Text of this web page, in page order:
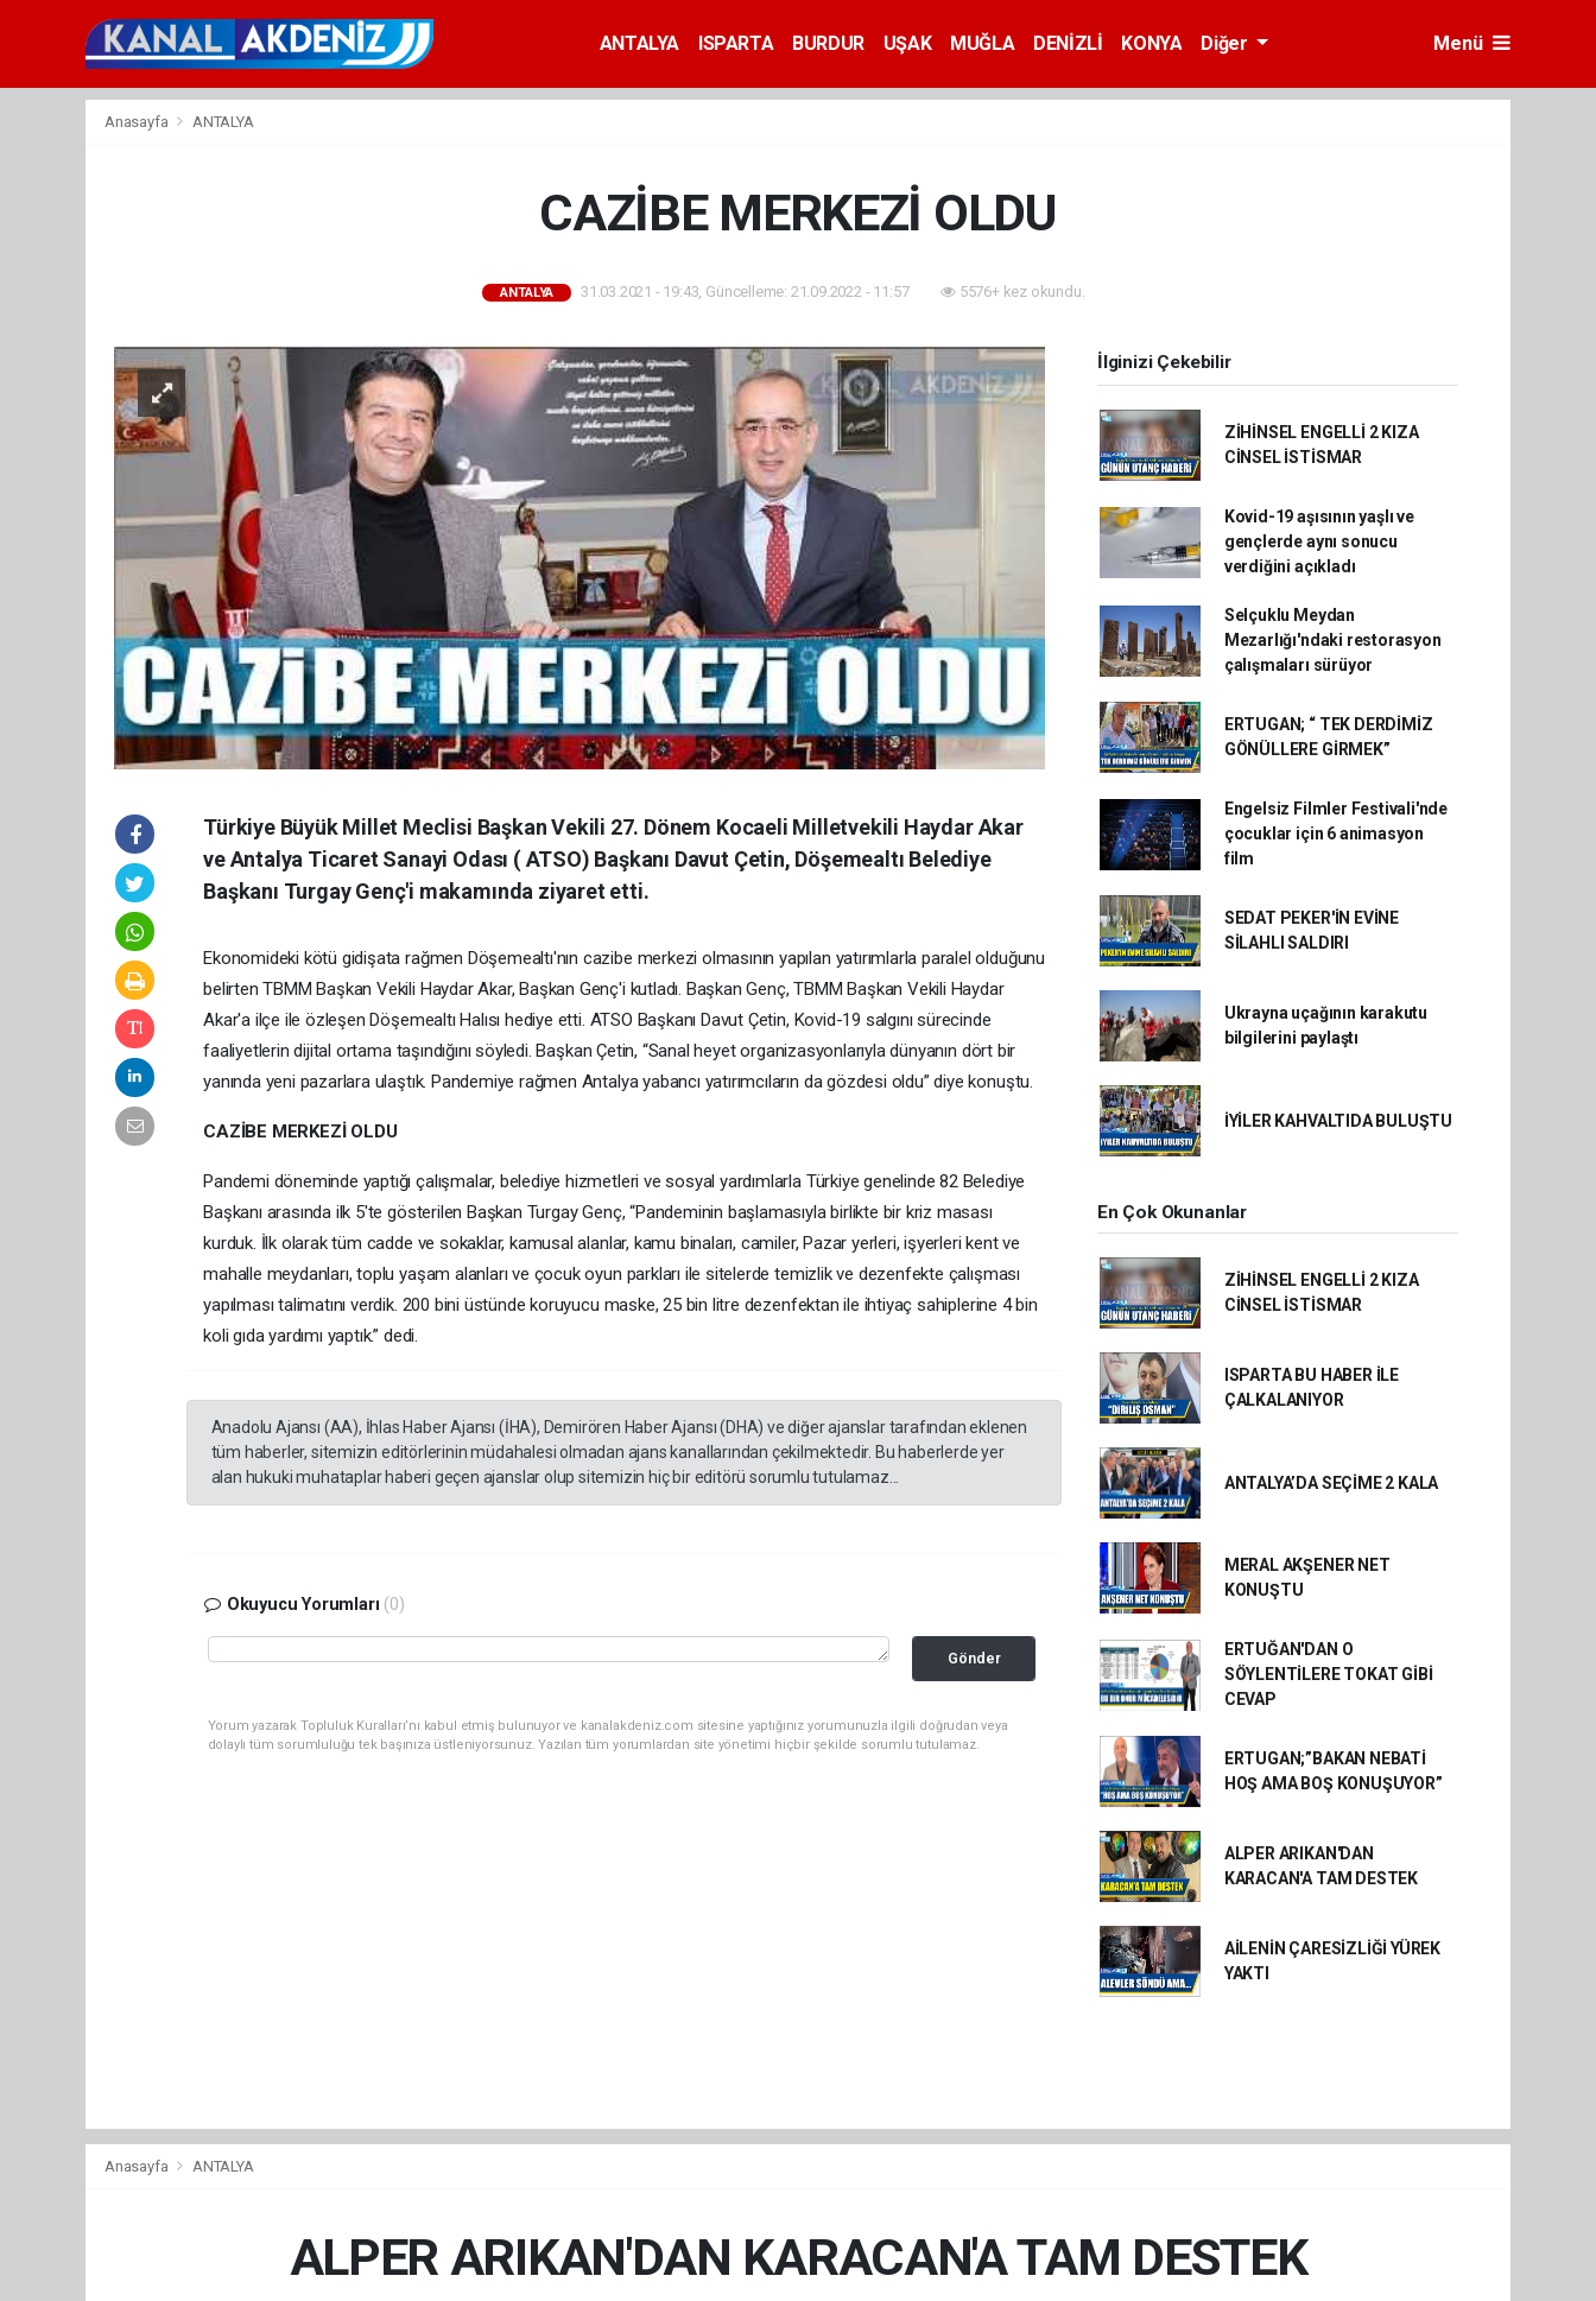
ANTALYA ISPARTA BURDUR UŞAK MUĞLA DENİZLİ KONYA Diğer Menü
Anasayfa ANTALYA
CAZİBE MERKEZİ OLDU
ANTALYA 31.03.2021 - 19:43, Güncelleme: 21.09.2022 - 11:57 5576+ kez okundu.
Türkiye Büyük Millet Meclisi Başkan Vekili 27. Dönem Kocaeli Milletvekili Haydar Akar
ve Antalya Ticaret Sanayi Odası ( ATSO) Başkanı Davut Çetin, Döşemealtı Belediye
Başkanı Turgay Genç'i makamında ziyaret etti.
Ekonomideki kötü gidişata rağmen Döşemealtı'nın cazibe merkezi olmasının yapılan yatırımlarla paralel olduğunu
belirten TBMM Başkan Vekili Haydar Akar, Başkan Genç'i kutladı. Başkan Genç, TBMM Başkan Vekili Haydar
Akar'a ilçe ile özleşen Döşemealtı Halısı hediye etti. ATSO Başkanı Davut Çetin, Kovid-19 salgını sürecinde
faaliyetlerin dijital ortama taşındığını söyledi. Başkan Çetin, “Sanal heyet organizasyonlarıyla dünyanın dört bir
yanında yeni pazarlara ulaştık. Pandemiye rağmen Antalya yabancı yatırımcıların da gözdesi oldu” diye konuştu.
CAZİBE MERKEZİ OLDU
Pandemi döneminde yaptığı çalışmalar, belediye hizmetleri ve sosyal yardımlarla Türkiye genelinde 82 Belediye
Başkanı arasında ilk 5'te gösterilen Başkan Turgay Genç, “Pandeminin başlamasıyla birlikte bir kriz masası
kurduk. İlk olarak tüm cadde ve sokaklar, kamusal alanlar, kamu binaları, camiler, Pazar yerleri, işyerleri kent ve
mahalle meydanları, toplu yaşam alanları ve çocuk oyun parkları ile sitelerde temizlik ve dezenfekte çalışması
yapılması talimatını verdik. 200 bini üstünde koruyucu maske, 25 bin litre dezenfektan ile ihtiyaç sahiplerine 4 bin
koli gıda yardımı yaptık.” dedi.
Anadolu Ajansı (AA), İhlas Haber Ajansı (İHA), Demirören Haber Ajansı (DHA) ve diğer ajanslar tarafından eklenen
tüm haberler, sitemizin editörlerinin müdahalesi olmadan ajans kanallarından çekilmektedir. Bu haberlerde yer
alan hukuki muhataplar haberi geçen ajanslar olup sitemizin hiç bir editörü sorumlu tutulamaz...
Okuyucu Yorumları (0)
Gönder
Yorum yazarak Topluluk Kuralları’nı kabul etmiş bulunuyor ve kanalakdeniz.com sitesine yaptığınız yorumunuzla ilgili doğrudan veya
dolaylı tüm sorumluluğu tek başınıza üstleniyorsunuz. Yazılan tüm yorumlardan site yönetimi hiçbir şekilde sorumlu tutulamaz.
İlginizi Çekebilir
ZİHİNSEL ENGELLİ 2 KIZA
CİNSEL İSTİSMAR
Kovid-19 aşısının yaşlı ve
gençlerde aynı sonucu
verdiğini açıkladı
Selçuklu Meydan
Mezarlığı'ndaki restorasyon
çalışmaları sürüyor
ERTUGAN; “ TEK DERDİMİZ
GÖNÜLLERE GİRMEK”
Engelsiz Filmler Festivali'nde
çocuklar için 6 animasyon
film
SEDAT PEKER'İN EVİNE
SİLAHLI SALDIRI
Ukrayna uçağının karakutu
bilgilerini paylaştı
İYİLER KAHVALTIDA BULUŞTU
En Çok Okunanlar
ZİHİNSEL ENGELLİ 2 KIZA
CİNSEL İSTİSMAR
ISPARTA BU HABER İLE
ÇALKALANIYOR
ANTALYA’DA SEÇİME 2 KALA
MERAL AKŞENER NET
KONUŞTU
ERTUĞAN'DAN O
SÖYLENTİLERE TOKAT GİBİ
CEVAP
ERTUGAN;”BAKAN NEBATİ
HOŞ AMA BOŞ KONUŞUYOR”
ALPER ARIKAN'DAN
KARACAN'A TAM DESTEK
AİLENİN ÇARESİZLİĞİ YÜREK
YAKTI
Anasayfa ANTALYA
ALPER ARIKAN'DAN KARACAN'A TAM DESTEK